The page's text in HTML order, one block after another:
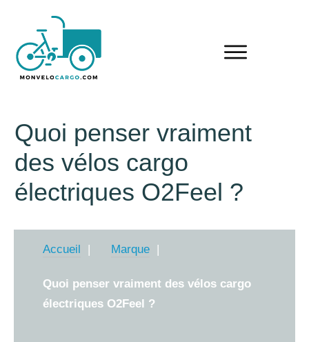
Quoi penser vraiment
des vélos cargo
électriques O2Feel ?
Accueil Marque
Quoi penser vraiment des vélos cargo
électriques O2Feel ?